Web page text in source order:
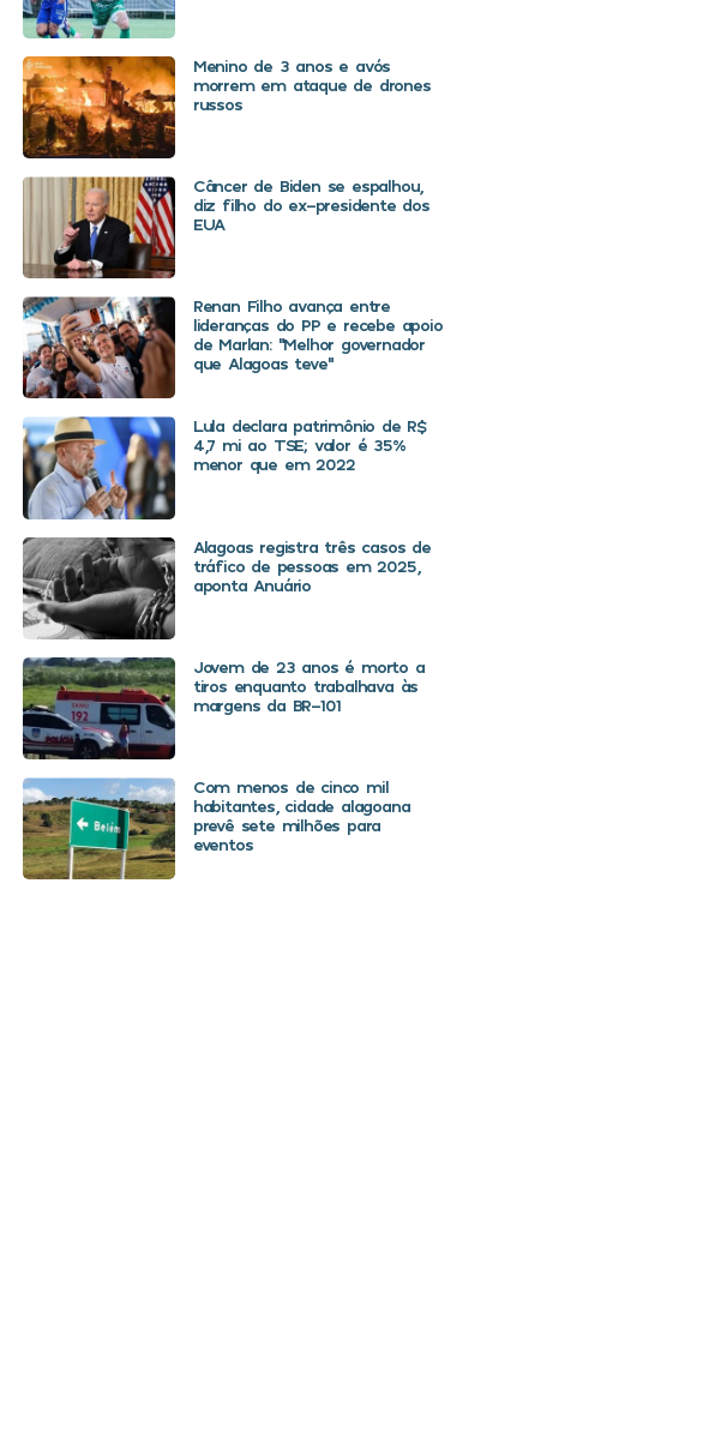
Menino de 3 anos e avós
morrem em ataque de drones
russos
Câncer de Biden se espalhou,
diz filho do ex-presidente dos
EUA
Renan Filho avança entre
lideranças do PP e recebe apoio
de Marlan: “Melhor governador
que Alagoas teve”
Lula declara patrimônio de R$
4,7 mi ao TSE; valor é 35%
menor que em 2022
Alagoas registra três casos de
tráfico de pessoas em 2025,
aponta Anuário
Jovem de 23 anos é morto a
tiros enquanto trabalhava às
margens da BR-101
Com menos de cinco mil
habitantes, cidade alagoana
prevê sete milhões para
eventos